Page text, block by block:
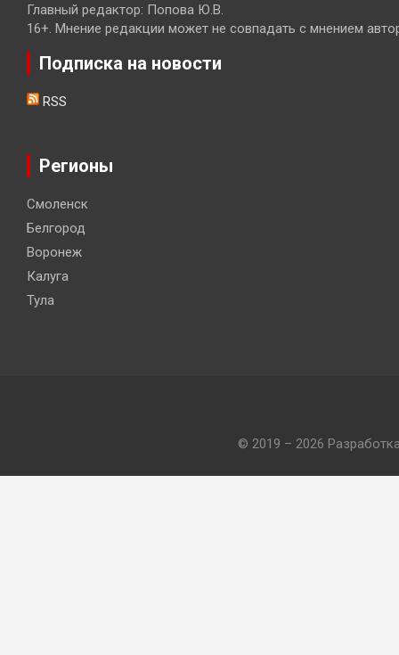
Главный редактор: Попова Ю.В.
16+. Мнение редакции может не совпадать с мнением
Подписка на новости
RSS
Регионы
Смоленск
Белгород
Воронеж
Калуга
Тула
© 2019 – 2026